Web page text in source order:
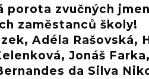
porota zvučných
zaměstanců školy!
Adéla Rašovská,
Jonáš
da Silva